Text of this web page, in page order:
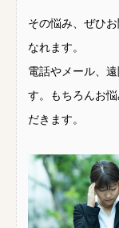
その悩み、ぜひ
なれます。
電話やメール、
す。もちろんお
だきます。